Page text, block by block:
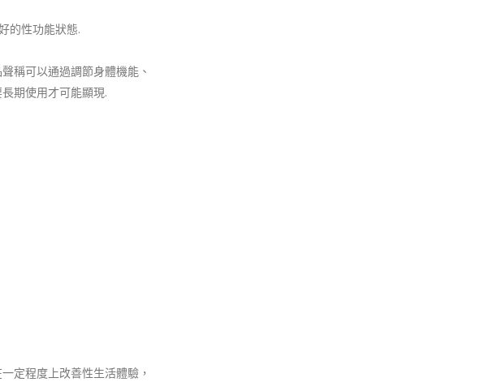
的性功能狀態.
稱可以通過調節身體機能、
期使用才可能顯現.
定程度上改善性生活體驗，